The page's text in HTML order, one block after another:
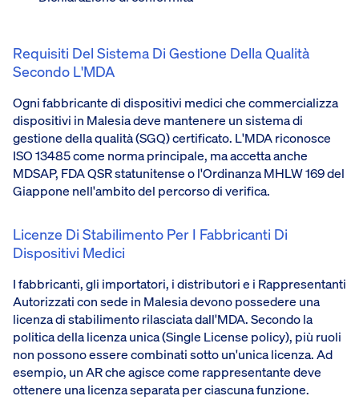
Requisiti Del Sistema Di Gestione Della Qualità
Secondo L'MDA
Ogni fabbricante di dispositivi medici che commercializza
dispositivi in Malesia deve mantenere un sistema di
gestione della qualità (SGQ) certificato. L'MDA riconosce
ISO 13485 come norma principale, ma accetta anche
MDSAP, FDA QSR statunitense o l'Ordinanza MHLW 169 del
Giappone nell'ambito del percorso di verifica.
Licenze Di Stabilimento Per I Fabbricanti Di
Dispositivi Medici
I fabbricanti, gli importatori, i distributori e i Rappresentanti
Autorizzati con sede in Malesia devono possedere una
licenza di stabilimento rilasciata dall'MDA. Secondo la
politica della licenza unica (Single License policy), più ruoli
non possono essere combinati sotto un'unica licenza. Ad
esempio, un AR che agisce come rappresentante deve
ottenere una licenza separata per ciascuna funzione.